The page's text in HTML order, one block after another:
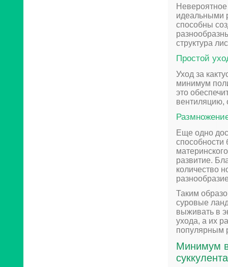
идеальными
способны
структура
Простой
Уход за
минимум
это
вентиляцию,
Еще одно
способности
развитие.
количество
Таким
суровые
выживать в
ухода, а их
популярным
Минимум